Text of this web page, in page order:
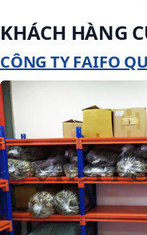
KHÁCH HÀNG
CÔNG TY FAIFO